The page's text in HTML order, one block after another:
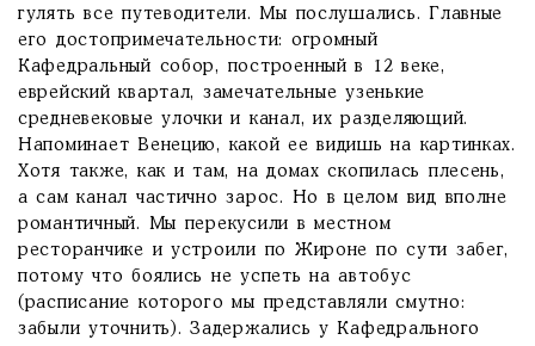
гулять все путеводители. Мы послушались. Главные
его достопримечательности: огромный
Кафедральный собор, построенный в 12 веке,
еврейский квартал, замечательные узенькие
средневековые улочки и канал, их разделяющий.
Напоминает Венецию, какой ее видишь на картинках.
Хотя также, как и там, на домах скопилась плесень,
а сам канал частично зарос. Но в целом вид вполне
романтичный. Мы перекусили в местном
ресторанчике и устроили по Жироне по сути забег,
потому что боялись не успеть на автобус
(расписание которого мы представляли смутно:
забыли уточнить). Задержались у Кафедрального